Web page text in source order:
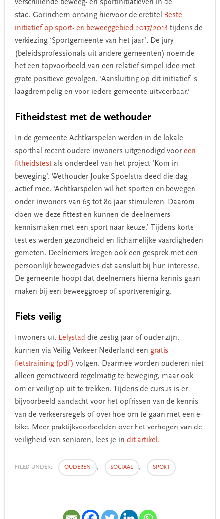
verschillende beweeg- en sportinitiatieven in de
stad. Gorinchem ontving hiervoor de eretitel
Beste
initiatief op sport- en beweeggebied 2017/2018 tijdens de
verkiezing ‘Sportgemeente van het jaar’. De jury
(beleidsprofessionals uit andere gemeenten) noemde
het een topvoorbeeld van een relatief simpel idee met
grote positieve gevolgen. ‘Aansluiting op dit initiatief is
laagdrempelig en voor iedere gemeente uitvoerbaar.’
Fitheidstest met de wethouder
In de gemeente Achtkarspelen werden in de lokale
sporthal recent oudere inwoners uitgenodigd vooreen
fitheidstestals onderdeel van het project ‘Kom in
beweging’. Wethouder Jouke Spoelstra deed die dag
actief mee. ‘Achtkarspelen wil het sporten en bewegen
onder inwoners van 65 tot 80 jaar stimuleren. Daarom
doen we deze fittest en kunnen de deelnemers
kennismaken met een sport naar keuze.’
Tijdens korte
testjes werden gezondheid en lichamelijke vaardigheden
gemeten. Deelnemers kregen ook een gesprek met een
persoonlijk beweegadvies dat aansluit bij hun interesse.
De gemeente hoopt dat deelnemers hierna kennis gaan
maken bij een beweeggroep of sportvereniging.
Fiets veilig
Inwoners uit Lelystad die zestig jaar of ouder zijn,
kunnen via Veilig Verkeer Nederland een gratis
fietstraining (pdf) volgen. Daarmee worden ouderen niet
alleen gemotiveerd regelmatig te beweging, maar ook
om er veilig op uit te trekken. Tijdens de cursus is er
bijvoorbeeld aandacht voor het opfrissen van de kennis
van de verkeersregels of over hoe om te gaan met een e-
bike. Meer praktijkvoorbeelden over het verhogen van de
veiligheid van senioren, lees je in dit artikel.
FILED UNDER: OUDEREN , SOCIAAL , SPORT